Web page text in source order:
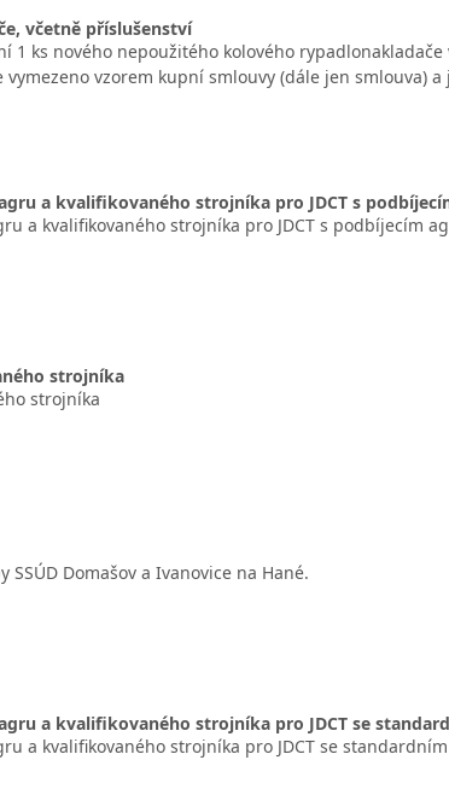
včetně příslušenství
1 ks nového nepoužitého kolového
vymezeno vzorem kupní smlouvy (dále jen smlouva)
a kvalifikovaného strojníka pro JDCT s
a kvalifikovaného strojníka pro JDCT s podbíjecím
strojníka
strojníka
Domašov a Ivanovice na Hané.
a kvalifikovaného strojníka pro JDCT se
a kvalifikovaného strojníka pro JDCT se